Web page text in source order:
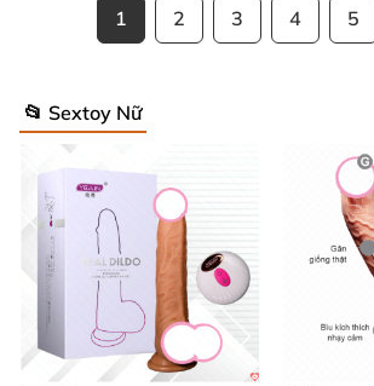
1 2 3 4 5
📂 Sextoy Nữ